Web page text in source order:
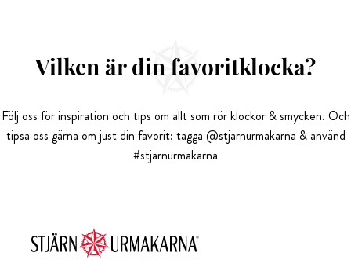
Vilken är din favoritklocka?
Följ oss för inspiration och tips om allt som rör klockor & smycken. Och
tipsa oss gärna om just din favorit: tagga @stjarnurmakarna & använd
#stjarnurmakarna